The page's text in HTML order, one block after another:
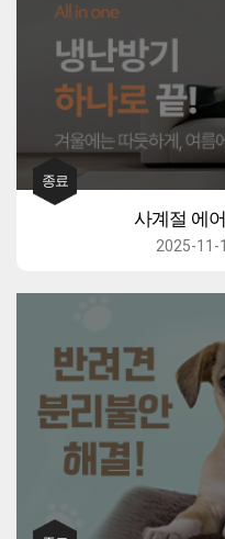
사계절 에
2025-11-